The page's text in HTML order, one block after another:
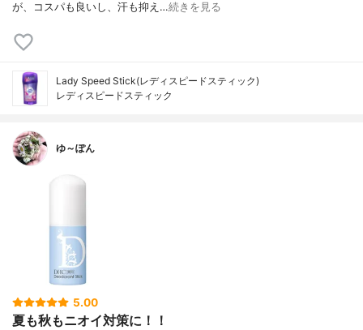
が、コスパも良いし、汗も抑え…続きを見る
Lady Speed Stick(レディスピードスティック)
レディスピードスティック
ゆ～ぽん
5.00
夏も秋もニオイ対策に！！